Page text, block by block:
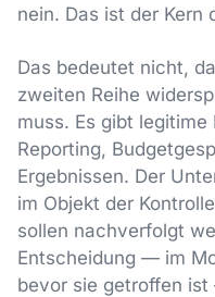
nein. Das ist der Kern
Das bedeutet nicht,
zweiten Reihe
muss. Es gibt
Reporting,
Ergebnissen. Der
im Objekt der
sollen nachverfolgt
Entscheidung — im
bevor sie getroffen